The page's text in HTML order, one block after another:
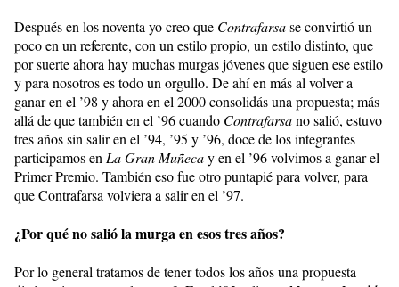
Después en los noventa yo creo que Contrafarsase convirtió un
poco en un referente, con un estilo propio, un estilo distinto, que
por suerte ahora hay muchas murgas jóvenes que siguen ese estilo
y para nosotros es todo un orgullo. De ahí en más al volver a
ganar en el ’98 y ahora en el 2000 consolidás una propuesta; más
allá de que también en el ’96 cuando Contrafarsano salió, estuvo
tres años sin salir en el ’94, ’95 y ’96, doce de los integrantes
participamos enLa Gran Muñecay en el ’96 volvimos a ganar el
Primer Premio. También eso fue otro puntapié para volver, para
que Contrafarsa volviera a salir en el ’97.
¿Por qué no salió la murga en esos tres años?
Por lo general tratamos de tener todos los años una propuesta